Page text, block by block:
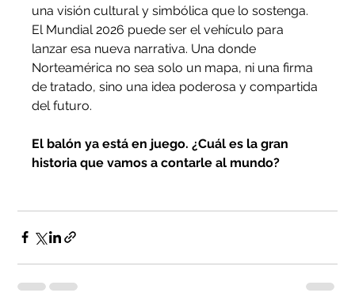
una visión cultural y simbólica que lo sostenga.
El Mundial 2026 puede ser el vehículo para
lanzar esa nueva narrativa. Una donde
Norteamérica no sea solo un mapa, ni una firma
de tratado, sino una idea poderosa y compartida
del futuro.
El balón ya está en juego. ¿Cuál es la gran
historia que vamos a contarle al mundo?